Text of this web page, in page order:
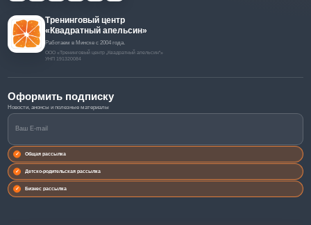
Тренинговый центр
«Квадратный апельсин»
Работаем в Минске с 2004 года.
ООО «Тренинговый центр „Квадратный апельсин“»
УНП 191320084
Оформить подписку
Общая рассылка
Детско-родительская рассылка
Бизнес рассылка